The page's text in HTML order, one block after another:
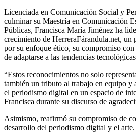
Licenciada en Comunicación Social y
culminar su Maestría en Comunicación
Públicas, Francisca María Jiménez ha
crecimiento de HerreraFárandula.net, un
por su enfoque ético, su compromiso
de adaptarse a las tendencias
“Estos reconocimientos no solo
también un tributo al trabajo en equipo y
el periodismo digital en un espacio de
Francisca durante su discurso de
Asimismo, reafirmó su compromiso de
desarrollo del periodismo digital y el arte.